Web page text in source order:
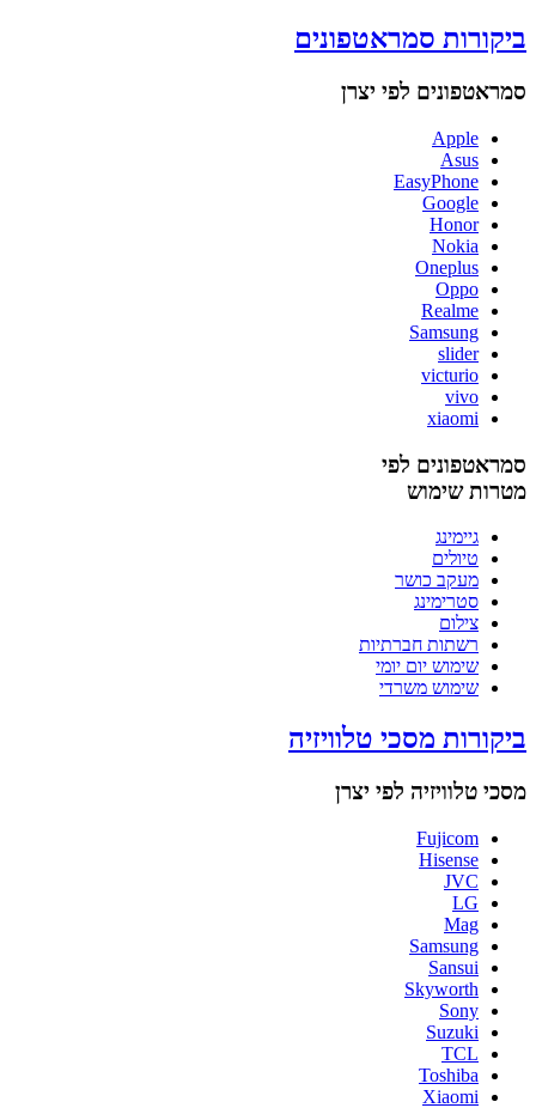
ביקורות סמראטפונים
סמראטפונים לפי יצרן
Apple
Asus
EasyPhone
Google
Honor
Nokia
Oneplus
Oppo
Realme
Samsung
slider
victurio
vivo
xiaomi
סמראטפונים לפי
מטרות שימוש
גיימינג
טיולים
מעקב כושר
סטרימינג
צילום
רשתות חברתיות
שימוש יום יומי
שימוש משרדי
ביקורות מסכי טלוויזיה
מסכי טלוויזיה לפי יצרן
Fujicom
Hisense
JVC
LG
Mag
Samsung
Sansui
Skyworth
Sony
Suzuki
TCL
Toshiba
Xiaomi